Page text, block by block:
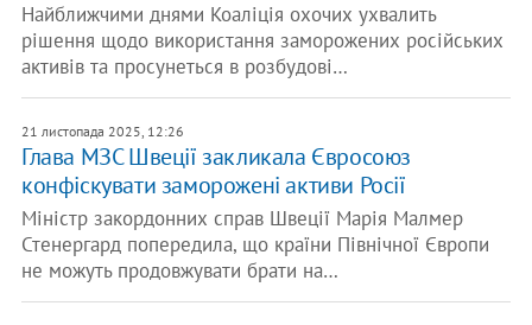
Найближчими днями Коаліція охочих ухвалить
рішення щодо використання заморожених російських
активів та просунеться в розбудові…
21 листопада 2025, 12:26
Глава МЗС Швеції закликала Євросоюз
конфіскувати заморожені активи Росії
Міністр закордонних справ Швеції Марія Малмер
Стенергард попередила, що країни Північної Європи
не можуть продовжувати брати на…